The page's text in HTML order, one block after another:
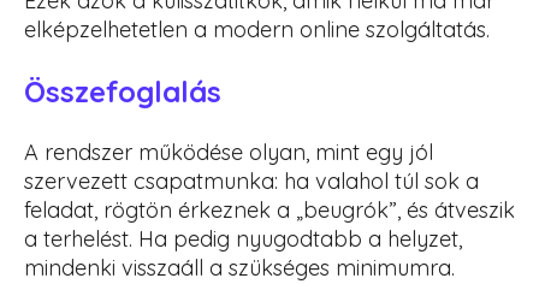
elképzelhetetlen a modern online szolgáltatás.
Összefoglalás
A rendszer működése olyan, mint egy jól
szervezett csapatmunka: ha valahol túl sok a
feladat, rögtön érkeznek a „beugrók”, és átveszik
a terhelést. Ha pedig nyugodtabb a helyzet,
mindenki visszaáll a szükséges minimumra.